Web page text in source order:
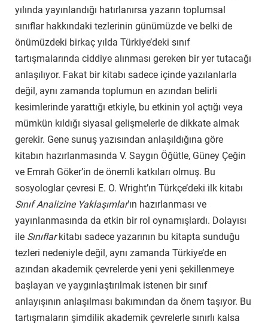
yılında yayınlandığı hatırlanırsa yazarın toplumsal
sınıflar hakkındaki tezlerinin günümüzde ve belki de
önümüzdeki birkaç yılda Türkiye’deki sınıf
tartışmalarında ciddiye alınması gereken bir yer tutacağı
anlaşılıyor. Fakat bir kitabı sadece içinde yazılanlarla
değil, aynı zamanda toplumun en azından belirli
kesimlerinde yarattığı etkiyle, bu etkinin yol açtığı veya
mümkün kıldığı siyasal gelişmelerle de dikkate almak
gerekir. Gene sunuş yazısından anlaşıldığına göre
kitabın hazırlanmasında V. Saygın Öğütle, Güney Çeğin
ve Emrah Göker’in de önemli katkıları olmuş. Bu
sosyologlar çevresi E. O. Wright’ın Türkçe’deki ilk kitabı
Sınıf Analizine Yaklaşımlar’ın hazırlanması ve
yayınlanmasında da etkin bir rol oynamışlardı. Dolayısı
ile Sınıflarkitabı sadece yazarının bu kitapta sunduğu
tezleri nedeniyle değil, aynı zamanda Türkiye’de en
azından akademik çevrelerde yeni yeni şekillenmeye
başlayan ve yaygınlaştırılmak istenen bir sınıf
anlayışının anlaşılması bakımından da önem taşıyor. Bu
tartışmaların şimdilik akademik çevrelerle sınırlı kalsa